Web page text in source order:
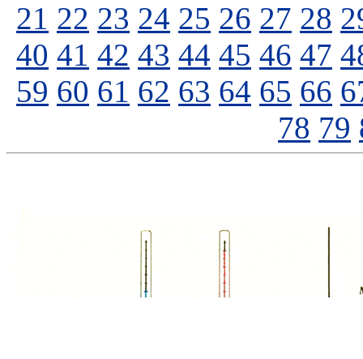
21 22 23 24 25 26 27 28
40 41 42 43 44 45 46 47
59 60 61 62 63 64 65 66
78 79